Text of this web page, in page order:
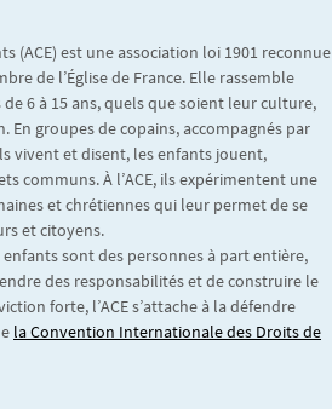
(ACE) est une association loi 1901 reconnue
de l’Église de France. Elle rassemble
de 6 à 15 ans, quels que soient leur culture,
En groupes de copains, accompagnés par
vivent et disent, les enfants jouent,
communs. À l’ACE, ils expérimentent une
et chrétiennes qui leur permet de se
et citoyens.
enfants sont des personnes à part entière,
des responsabilités et de construire le
forte, l’ACE s’attache à la défendre
la Convention Internationale des Droits de